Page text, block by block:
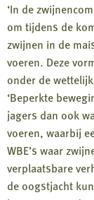
‘In de
om tijdens de
zwijnen in de
voeren. Deze
onder de
‘Beperkte
jagers dan ook
voeren, waarbij
WBE’s waar
verplaatsbare
de oogstjacht